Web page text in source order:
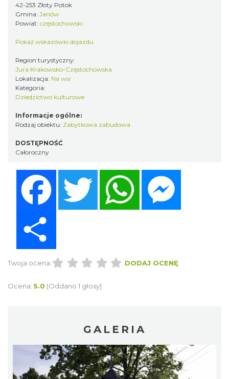
42-253 Złoty Potok
Gmina: Janów
Powiat: częstochowski
Pokaż wskazówki dojazdu
Region turystyczny:
Jura Krakowsko-Częstochowska
Lokalizacja: Na wsi
Kategoria:
Dziedzictwo kulturowe
Informacje ogólne:
Rodzaj obiektu: Zabytkowa zabudowa
DOSTĘPNOŚĆ
Całoroczny
Twitter WhatsApp
Twoja ocena: DODAJ OCENĘ
Ocena: 5.0 (Oddano 1 głosy)
GALERIA